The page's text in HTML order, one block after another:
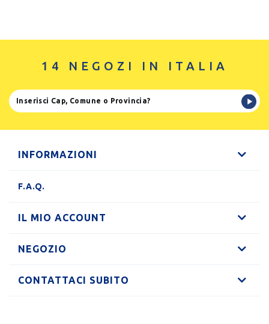
14 NEGOZI IN ITALIA
INFORMAZIONI
F.A.Q.
IL MIO ACCOUNT
NEGOZIO
CONTATTACI SUBITO